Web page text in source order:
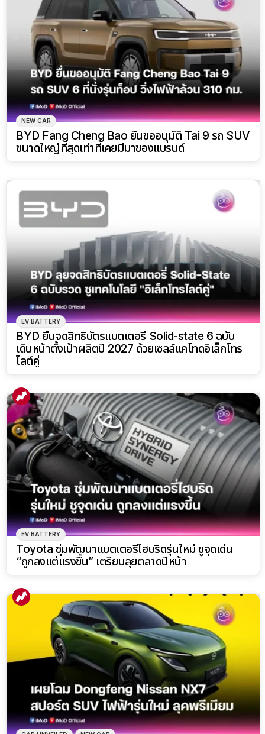
NEW CAR
BYD Fang Cheng Bao ยื่นขออนุมัติ Tai 9 รถ SUV
ขนาดใหญ่ที่สุดเท่าที่เคยมีมาของแบรนด์
BYD ยื่นจดสิทธิบัตรแบตเตอรี่ Solid-state 6 ฉบับ
เดินหน้าตั้งเป้าผลิตปี 2027 ด้วยเซลล์แคโทดอิเล็กโทร
ไลต์คู่
EV BATTERY
Toyota ซุ่มพัฒนาแบตเตอรี่ไฮบริดรุ่นใหม่ ชูจุดเด่น
“ถูกลงแต่แรงขึ้น” เตรียมลุยตลาดปีหน้า
CAR UNVEILED
เผยโฉม Dongfeng Nissan NX7 สปอร์ต SUV รุ่น
ใหม่ สายพันธุ์ไฟฟ้าลุคพรีเมียม!